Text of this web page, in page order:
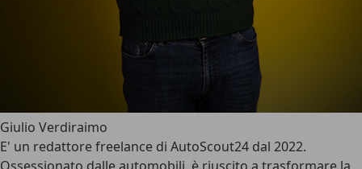
Giulio Verdiraimo
E' un redattore freelance di AutoScout24 dal 2022.